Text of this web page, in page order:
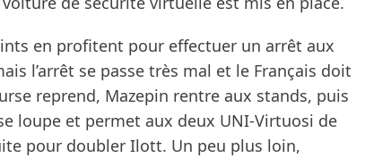
en profitent pour effectuer un arrêt aux
l’arrêt se passe très mal et le Français doit
reprend, Mazepin rentre aux stands, puis
loupe et permet aux deux UNI-Virtuosi de
pour doubler Ilott. Un peu plus loin,